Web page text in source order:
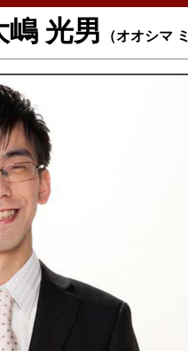
嶋 光男 （オオシマ